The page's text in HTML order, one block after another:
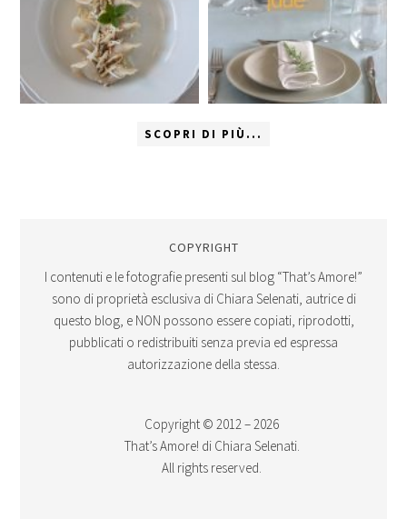
SCOPRI DI PIÙ...
COPYRIGHT
I contenuti e le fotografie presenti sul blog “That’s Amore!”
sono di proprietà esclusiva di Chiara Selenati, autrice di
questo blog, e NON possono essere copiati, riprodotti,
pubblicati o redistribuiti senza previa ed espressa
autorizzazione della stessa.
Copyright © 2012 – 2026
That’s Amore! di Chiara Selenati.
All rights reserved.